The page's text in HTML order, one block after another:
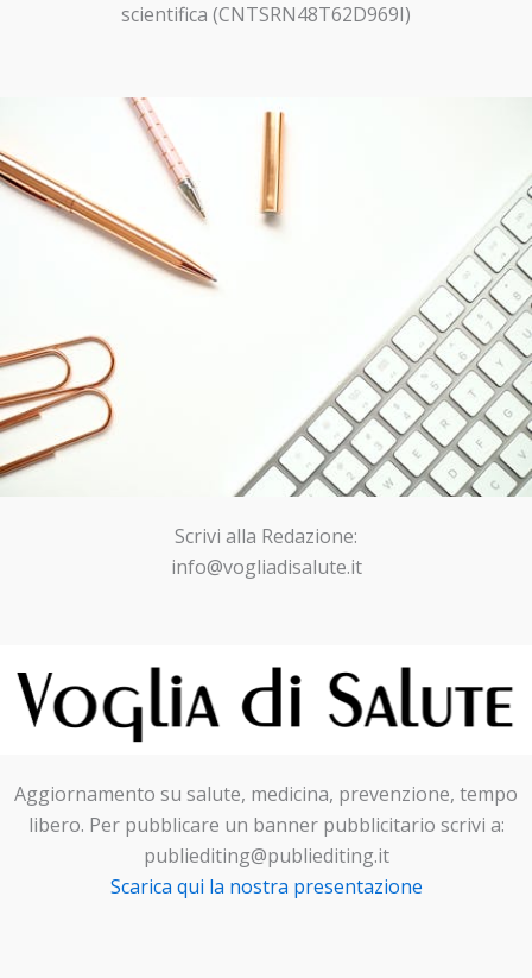
scientifica (CNTSRN48T62D969I)
Scrivi alla Redazione:
info@vogliadisalute.it
Aggiornamento su salute, medicina, prevenzione, tempo
libero. Per pubblicare un banner pubblicitario scrivi a:
publiediting@publiediting.it
Scarica qui la nostra presentazione